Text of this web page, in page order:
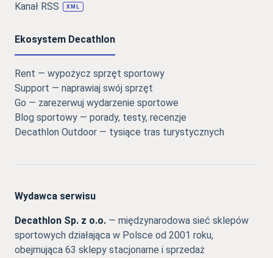
Kanał RSS
XML
Ekosystem Decathlon
Rent — wypożycz sprzęt sportowy
Support — naprawiaj swój sprzęt
Go — zarezerwuj wydarzenie sportowe
Blog sportowy — porady, testy, recenzje
Decathlon Outdoor — tysiące tras turystycznych
Wydawca serwisu
Decathlon Sp. z o.o. — międzynarodowa sieć sklepów
sportowych działająca w Polsce od 2001 roku,
obejmująca 63 sklepy stacjonarne i sprzedaż